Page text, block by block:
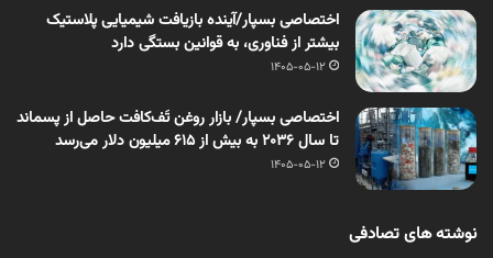
اختصاصی بسپار/آینده بازیافت شیمیایی پلاستیک
بیشتر از فناوری، به قوانین بستگی دارد
1405-05-12
اختصاصی بسپار/ بازار روغن تَف‌کافت حاصل از پسماند
تا سال ۲۰۳۶ به بیش از ۶۱۵ میلیون دلار می‌رسد
1405-05-12
نوشته های تصادفی